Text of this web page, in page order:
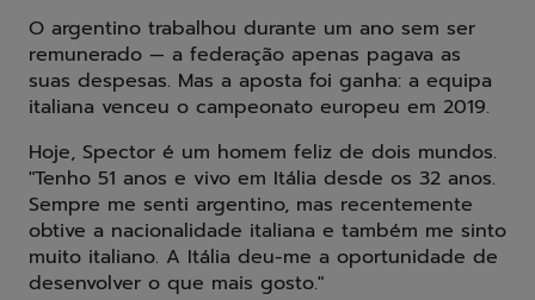
O argentino trabalhou durante um ano sem ser
remunerado — a federação apenas pagava as
suas despesas. Mas a aposta foi ganha: a equipa
italiana venceu o campeonato europeu em 2019.
Hoje, Spector é um homem feliz de dois mundos.
"Tenho 51 anos e vivo em Itália desde os 32 anos.
Sempre me senti argentino, mas recentemente
obtive a nacionalidade italiana e também me sinto
muito italiano. A Itália deu-me a oportunidade de
desenvolver o que mais gosto."